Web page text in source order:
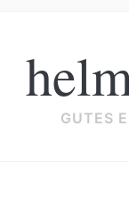
GUTES